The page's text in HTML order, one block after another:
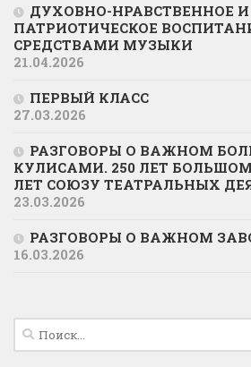
ДУХОВНО-НРАВСТВЕННОЕ И
ПАТРИОТИЧЕСКОЕ
СРЕДСТВАМИ МУЗЫКИ
21.04.2026
ПЕРВЫЙ КЛАСС
27.03.2026
РАЗГОВОРЫ О ВАЖНОМ
КУЛИСАМИ. 250 ЛЕТ
ЛЕТ СОЮЗУ ТЕАТРАЛЬНЫХ
23.03.2026
РАЗГОВОРЫ О ВАЖНОМ
16.03.2026
Найти: